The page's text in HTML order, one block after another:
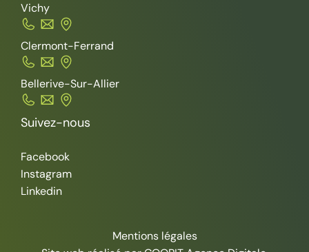
Vichy
Clermont-Ferrand
Bellerive-Sur-Allier
Suivez-nous
Facebook
Instagram
Linkedin
Mentions légales